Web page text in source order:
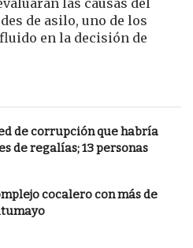
de asilo, uno de los
en la decisión de
de corrupción que habría
de regalías; 13 personas
cocalero con más de